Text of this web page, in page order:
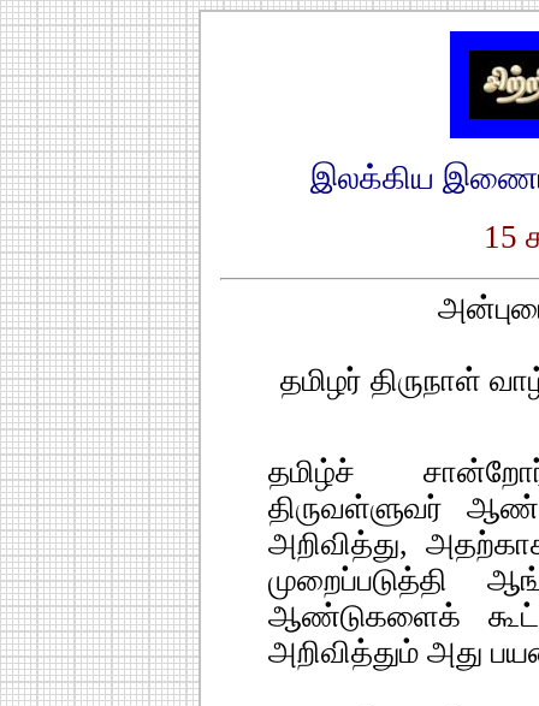
இலக்கிய
15
தமிழர் திருநாள்
தமிழ்ச்
திருவள்ளுவர்
அறிவித்து,
முறைப்படுத்தி
ஆண்டுகளைக்
அறிவித்தும் அது